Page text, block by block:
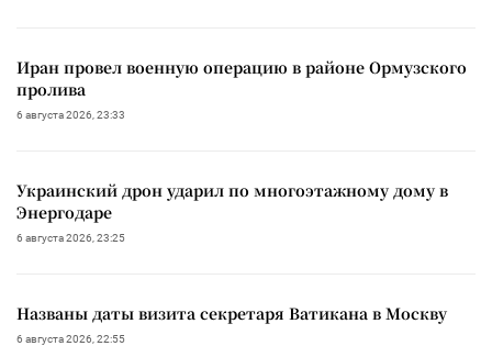
Иран провел военную операцию в районе Ормузского
пролива
6 августа 2026, 23:33
Украинский дрон ударил по многоэтажному дому в
Энергодаре
6 августа 2026, 23:25
Названы даты визита секретаря Ватикана в Москву
6 августа 2026, 22:55